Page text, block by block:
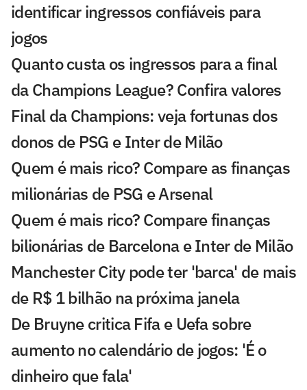
identificar ingressos confiáveis para
jogos
Quanto custa os ingressos para a final
da Champions League? Confira valores
Final da Champions: veja fortunas dos
donos de PSG e Inter de Milão
Quem é mais rico? Compare as finanças
milionárias de PSG e Arsenal
Quem é mais rico? Compare finanças
bilionárias de Barcelona e Inter de Milão
Manchester City pode ter 'barca' de mais
de R$ 1 bilhão na próxima janela
De Bruyne critica Fifa e Uefa sobre
aumento no calendário de jogos: 'É o
dinheiro que fala'